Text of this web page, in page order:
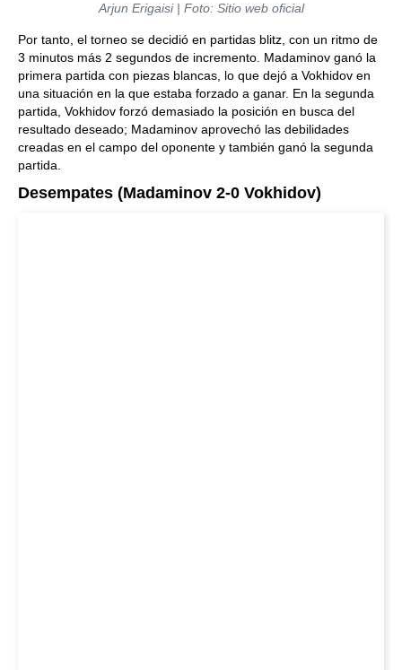
Arjun Erigaisi | Foto: Sitio web oficial
Por tanto, el torneo se decidió en partidas blitz, con un ritmo de
3 minutos más 2 segundos de incremento. Madaminov ganó la
primera partida con piezas blancas, lo que dejó a Vokhidov en
una situación en la que estaba forzado a ganar. En la segunda
partida, Vokhidov forzó demasiado la posición en busca del
resultado deseado; Madaminov aprovechó las debilidades
creadas en el campo del oponente y también ganó la segunda
partida.
Desempates (Madaminov 2-0 Vokhidov)